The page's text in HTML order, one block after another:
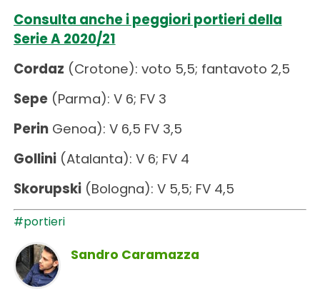
Consulta anche i peggiori portieri della
Serie A 2020/21
Cordaz (Crotone): voto 5,5; fantavoto 2,5
Sepe(Parma): V 6; FV 3
PerinGenoa): V 6,5 FV 3,5
Gollini(Atalanta): V 6; FV 4
Skorupski(Bologna): V 5,5; FV 4,5
#portieri
Sandro Caramazza